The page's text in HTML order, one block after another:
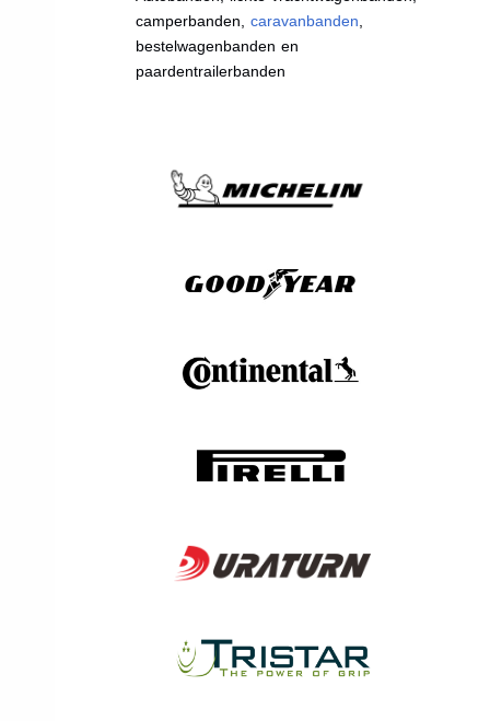
camperbanden, caravanbanden,
bestelwagenbanden en
paardentrailerbanden